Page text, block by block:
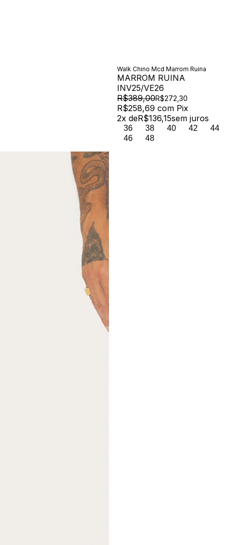
Walk Chino Mcd Marrom Ruina
MARROM RUINA
INV25/VE26
R$389,00R$272,30
R$258,69 com Pix
2x deR$136,15sem juros
36 38 40 42
44
46
48